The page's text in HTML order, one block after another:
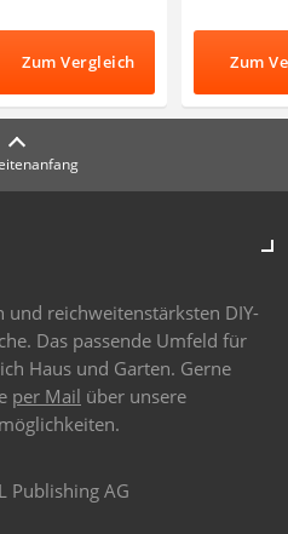
Zum Vergleich Zum
und reichweitenstärksten DIY-
Das passende Umfeld für
Haus und Garten. Gerne
per Mail über unsere
Publishing AG